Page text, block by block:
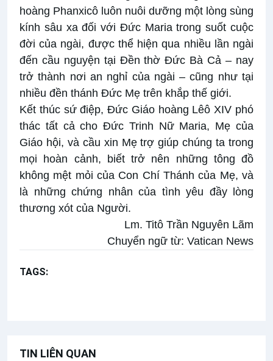
hoàng Phanxicô luôn nuôi dưỡng một lòng sùng
kính sâu xa đối với Đức Maria trong suốt cuộc
đời của ngài, được thể hiện qua nhiều lần ngài
đến cầu nguyện tại Đền thờ Đức Bà Cả – nay
trở thành nơi an nghỉ của ngài – cũng như tại
nhiều đền thánh Đức Mẹ trên khắp thế giới.
Kết thúc sứ điệp, Đức Giáo hoàng Lêô XIV phó
thác tất cả cho Đức Trinh Nữ Maria, Mẹ của
Giáo hội, và cầu xin Mẹ trợ giúp chúng ta trong
mọi hoàn cảnh, biết trở nên những tông đồ
không mệt mỏi của Con Chí Thánh của Mẹ, và
là những chứng nhân của tình yêu đầy lòng
thương xót của Người.
Lm. Titô Trần Nguyên Lãm
Chuyển ngữ từ: Vatican News
TAGS:
TIN LIÊN QUAN